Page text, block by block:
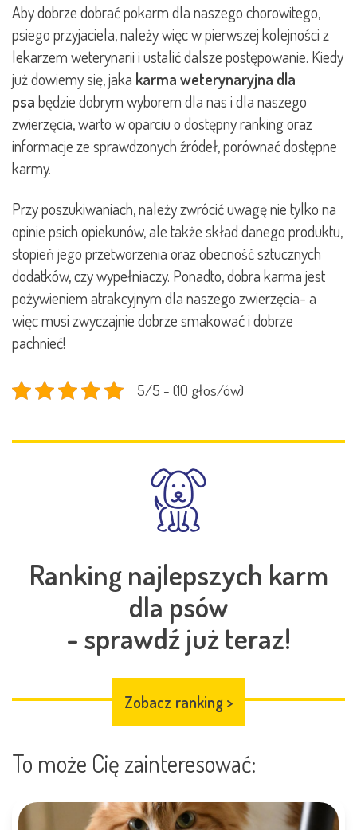
Aby dobrze dobrać pokarm dla naszego chorowitego,
psiego przyjaciela, należy więc w pierwszej kolejności z
lekarzem weterynarii i ustalić dalsze postępowanie. Kiedy
już dowiemy się, jaka karma weterynaryjna dla
psabędzie dobrym wyborem dla nas i dla naszego
zwierzęcia, warto w oparciu o dostępny ranking oraz
informacje ze sprawdzonych źródeł, porównać dostępne
karmy.
Przy poszukiwaniach, należy zwrócić uwagę nie tylko na
opinie psich opiekunów, ale także skład danego produktu,
stopień jego przetworzenia oraz obecność sztucznych
dodatków, czy wypełniaczy. Ponadto, dobra karma jest
pożywieniem atrakcyjnym dla naszego zwierzęcia- a
więc musi zwyczajnie dobrze smakować i dobrze
pachnieć!
5/5 - (10 głos/ów)
Ranking najlepszych karm
dla psów
- sprawdź już teraz!
Zobacz ranking >
To może Cię zainteresować: